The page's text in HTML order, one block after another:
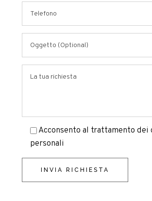
Acconsento al trattamento dei
personali
INVIA RICHIESTA